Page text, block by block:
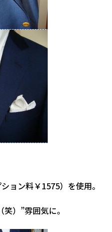
ョン料￥1575）を使用。
）”雰囲気に。